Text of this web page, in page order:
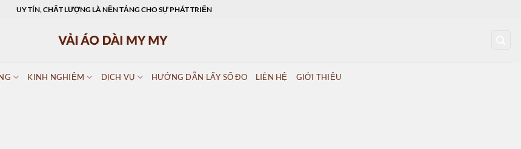
UY TÍN, CHẤT LƯỢNG LÀ NỀN TẢNG CHO SỰ PHÁT TRIỂN
KINH NGHIỆM DỊCH VỤ HƯỚNG DẪN LẤY SỐ ĐO LIÊN HỆ GIỚI THIỆU